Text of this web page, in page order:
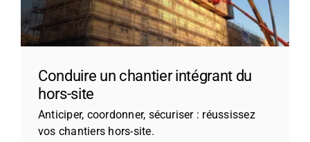
Conduire un chantier intégrant du
hors-site
Anticiper, coordonner, sécuriser : réussissez
vos chantiers hors-site.